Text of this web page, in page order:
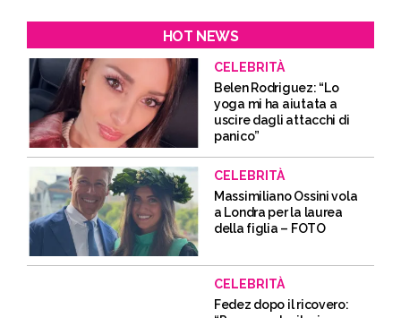
HOT NEWS
CELEBRITÀ
Belen Rodriguez: “Lo
yoga mi ha aiutata a
uscire dagli attacchi di
panico”
CELEBRITÀ
Massimiliano Ossini vola
a Londra per la laurea
della figlia – FOTO
CELEBRITÀ
Fedez dopo il ricovero: